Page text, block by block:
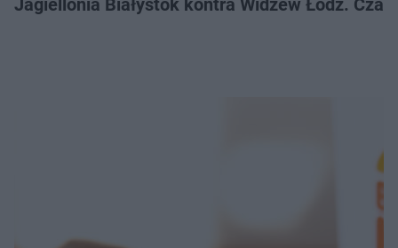
Jagiellonia Białystok kontra Widzew Łódź.